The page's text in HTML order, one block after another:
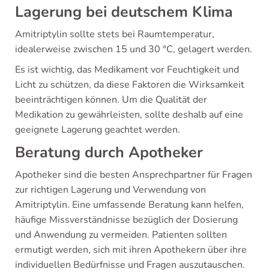
Lagerung bei deutschem Klima
Amitriptylin sollte stets bei Raumtemperatur,
idealerweise zwischen 15 und 30 °C, gelagert werden.
Es ist wichtig, das Medikament vor Feuchtigkeit und
Licht zu schützen, da diese Faktoren die Wirksamkeit
beeinträchtigen können. Um die Qualität der
Medikation zu gewährleisten, sollte deshalb auf eine
geeignete Lagerung geachtet werden.
Beratung durch Apotheker
Apotheker sind die besten Ansprechpartner für Fragen
zur richtigen Lagerung und Verwendung von
Amitriptylin. Eine umfassende Beratung kann helfen,
häufige Missverständnisse bezüglich der Dosierung
und Anwendung zu vermeiden. Patienten sollten
ermutigt werden, sich mit ihren Apothekern über ihre
individuellen Bedürfnisse und Fragen auszutauschen.